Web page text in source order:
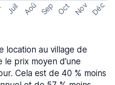
Juil Aoû Sep Oct Nov Déc
location au village de
prix moyen d’une
Cela est de 40 % moins